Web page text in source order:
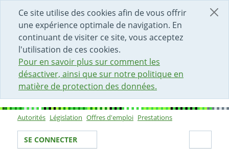
Ce site utilise des cookies afin de vous offrir
une expérience optimale de navigation. En
continuant de visiter ce site, vous acceptez
l'utilisation de ces cookies.
Pour en savoir plus sur comment les
désactiver, ainsi que sur notre politique en
matière de protection des données.
DÉBUT DU CONTENU DE LA PAGE
ACCÈS AU CHAMP DE RECHERCHE
PAGE D'ACCUEIL
FORMULAIRE DE CONTACT
Sous-navigation
Autorités Législation Offres d'emploi Prestations
Votre identité
SE CONNECTER